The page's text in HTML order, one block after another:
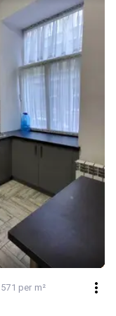
бомбосховище,
мешканців.
для життя.
салони краси,
парк. У пішій
транспорту.
або громадським
per m²